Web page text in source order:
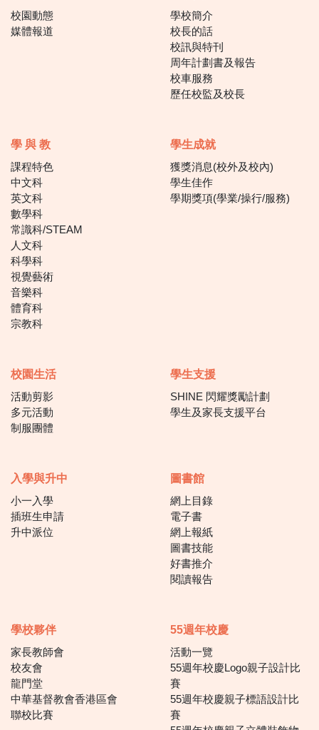
校園動態
媒體報道
學校簡介
校長的話
校訊與特刊
周年計劃書及報告
校車服務
歷任校監及校長
學 與 教
課程特色
中文科
英文科
數學科
常識科/STEAM
人文科
科學科
視覺藝術
音樂科
體育科
宗教科
學生成就
獲獎消息(校外及校內)
學生佳作
學期獎項(學業/操行/服務)
校園生活
活動剪影
多元活動
制服團體
學生支援
SHINE 閃耀獎勵計劃
學生及家長支援平台
入學與升中
小一入學
插班生申請
升中派位
圖書館
網上目錄
電子書
網上報紙
圖書技能
好書推介
閱讀報告
學校夥伴
家長教師會
校友會
龍門堂
中華基督教會香港區會
聯校比賽
55週年校慶
活動一覽
55週年校慶Logo親子設計比
賽
55週年校慶親子標語設計比
賽